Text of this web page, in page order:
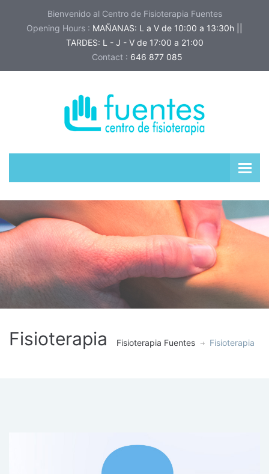
Bienvenido al Centro de Fisioterapia Fuentes
Opening Hours : MAÑANAS: L a V de 10:00 a 13:30h ||
TARDES: L - J - V de 17:00 a 21:00
Contact : 646 877 085
Fisioterapia Fisioterapia Fuentes Fisioterapia